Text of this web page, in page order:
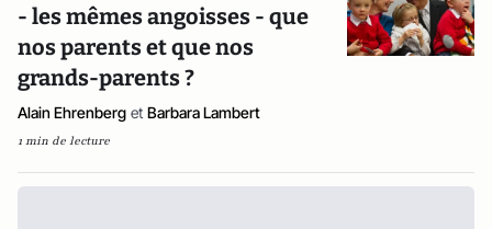
- les mêmes angoisses - que
nos parents et que nos
grands-parents ?
Alain Ehrenberg et Barbara Lambert
1 min de lecture